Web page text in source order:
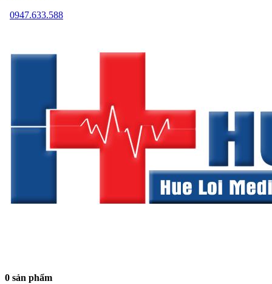
0947.633.588
0 sản phẩm